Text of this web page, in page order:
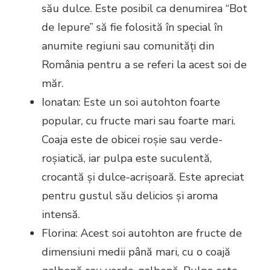
său dulce. Este posibil ca denumirea “Bot
de Iepure” să fie folosită în special în
anumite regiuni sau comunități din
România pentru a se referi la acest soi de
măr.
Ionatan: Este un soi autohton foarte
popular, cu fructe mari sau foarte mari.
Coaja este de obicei roșie sau verde-
roșiatică, iar pulpa este suculentă,
crocantă și dulce-acrișoară. Este apreciat
pentru gustul său delicios și aroma
intensă.
Florina: Acest soi autohton are fructe de
dimensiuni medii până mari, cu o coajă